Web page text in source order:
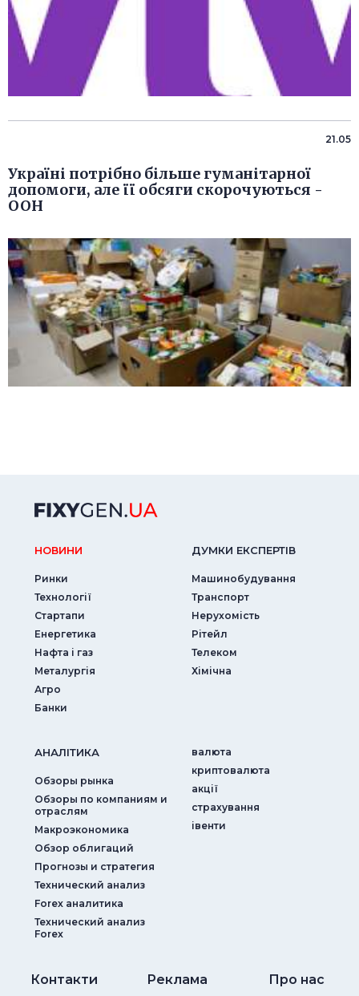
21.05
Україні потрібно більше гуманітарної
допомоги, але її обсяги скорочуються -
ООН
НОВИНИ
Ринки
Технології
Стартапи
Енергетика
Нафта і газ
Металургія
Агро
Банки
ДУМКИ ЕКСПЕРТIВ
Машинобудування
Транспорт
Нерухомість
Рітейл
Телеком
Хімічна
АНАЛIТИКА
Обзоры рынка
Обзоры по компаниям и
отраслям
Макроэкономика
Обзор облигаций
Прогнозы и стратегия
Технический анализ
Forex аналитика
Технический анализ
Forex
валюта
криптовалюта
акції
страхування
iвенти
Контакти Реклама Про нас